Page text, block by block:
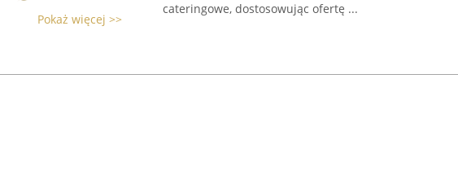
Pokaż więcej >>
cateringowe, dostosowując ofertę ...